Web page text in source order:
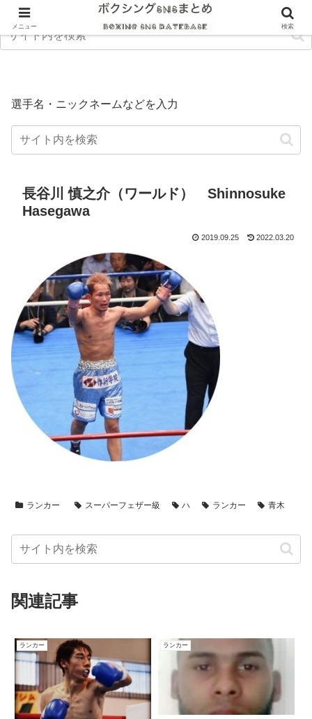
選手名・ニックネームなどを入力
長谷川 慎之介（ワールド） Shinnosuke
Hasegawa
2019.09.25 2022.03.20
ランカー スーパーフェザー級 ハ ランカー 青木
関連記事
ランカー ランカー
メニュー 検索